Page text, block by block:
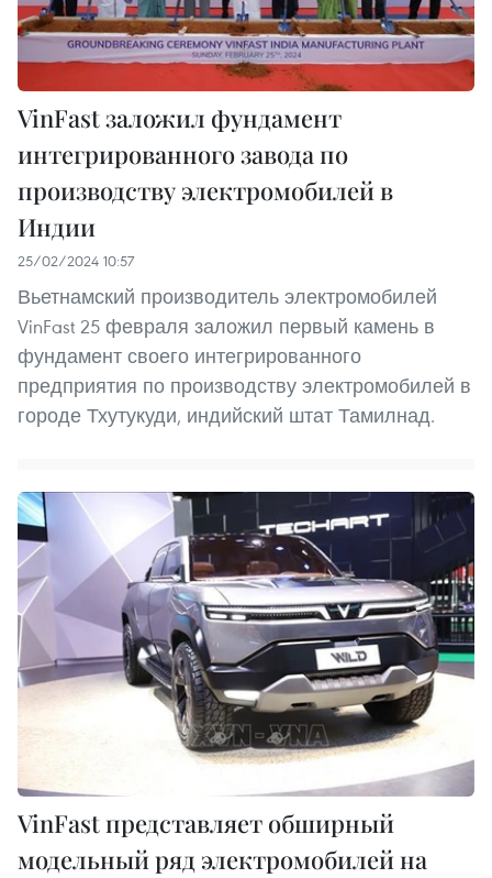
VinFast заложил фундамент
интегрированного завода по
производству электромобилей в
Индии
25/02/2024 10:57
Вьетнамский производитель электромобилей
VinFast 25 февраля заложил первый камень в
фундамент своего интегрированного
предприятия по производству электромобилей в
городе Тхутукуди, индийский штат Тамилнад.
VinFast представляет обширный
модельный ряд электромобилей на